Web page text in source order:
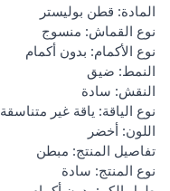
المادة: قطن بوليستر
نوع القماش: منسوج
نوع الأكمام: بدون أكمام
النمط: ضيق
النقش: سادة
نوع الياقة: ياقة غير متناسقة
اللون: أخضر
تفاصيل المنتج: مبطن
نوع المنتج: سادة